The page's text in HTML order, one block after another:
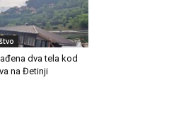
dva tela kod
na Đetinji